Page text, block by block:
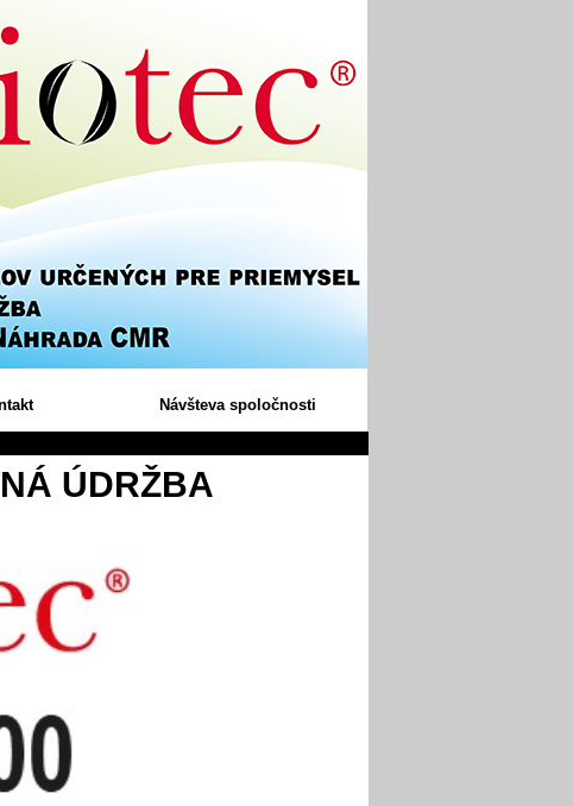
Návšteva spoločnosti
ÚDRŽBA